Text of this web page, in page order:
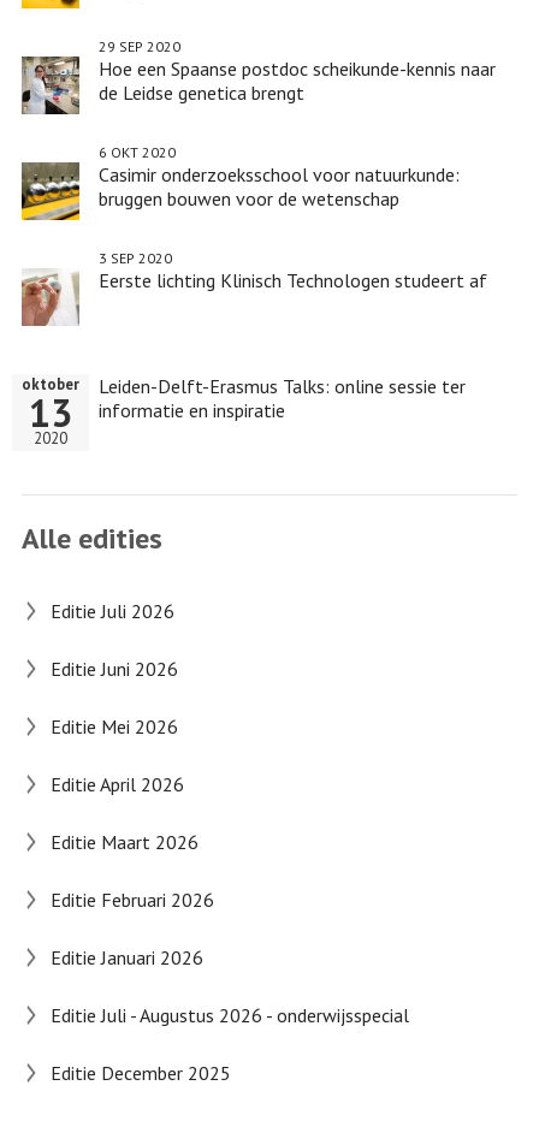
Hoe een Spaanse postdoc scheikunde-kennis naar
de Leidse genetica brengt
29 SEP 2020
Casimir onderzoeksschool voor natuurkunde:
bruggen bouwen voor de wetenschap
6 OKT 2020
Eerste lichting Klinisch Technologen studeert af
3 SEP 2020
Leiden-Delft-Erasmus Talks: online sessie ter
informatie en inspiratie
oktober
13
2020
Alle edities
Editie Juli 2026
Editie Juni 2026
Editie Mei 2026
Editie April 2026
Editie Maart 2026
Editie Februari 2026
Editie Januari 2026
Editie Juli - Augustus 2026 - onderwijsspecial
Editie December 2025